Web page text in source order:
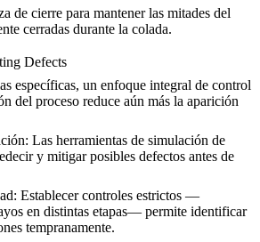
de cierre para mantener las mitades del
cerradas durante la colada.
Defects
específicas, un enfoque integral de control
del proceso reduce aún más la aparición
: Las herramientas de simulación de
y mitigar posibles defectos antes de
: Establecer controles estrictos —
en distintas etapas— permite identificar
tempranamente.